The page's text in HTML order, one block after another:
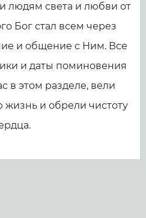
людям света и любви от
Бог стал всем через
и общение с Ним. Все
и даты поминовения
в этом разделе, вели
и обрели чистоту